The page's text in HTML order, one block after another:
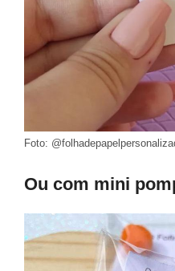
Foto:
Ou com mini